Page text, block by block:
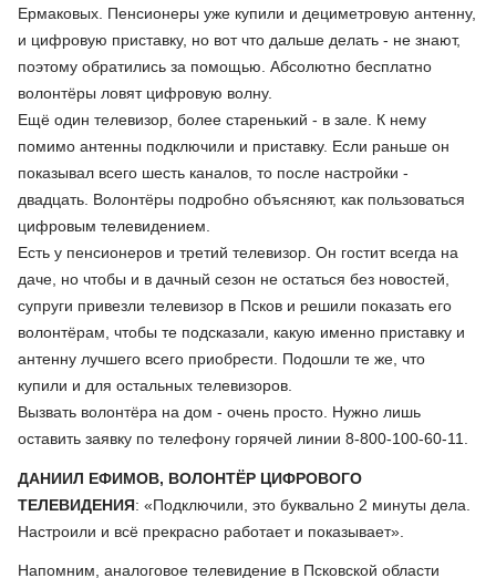
Ермаковых. Пенсионеры уже купили и дециметровую антенну,
и цифровую приставку, но вот что дальше делать - не знают,
поэтому обратились за помощью. Абсолютно бесплатно
волонтёры ловят цифровую волну.
Ещё один телевизор, более старенький - в зале. К нему
помимо антенны подключили и приставку. Если раньше он
показывал всего шесть каналов, то после настройки -
двадцать. Волонтёры подробно объясняют, как пользоваться
цифровым телевидением.
Есть у пенсионеров и третий телевизор. Он гостит всегда на
даче, но чтобы и в дачный сезон не остаться без новостей,
супруги привезли телевизор в Псков и решили показать его
волонтёрам, чтобы те подсказали, какую именно приставку и
антенну лучшего всего приобрести. Подошли те же, что
купили и для остальных телевизоров.
Вызвать волонтёра на дом - очень просто. Нужно лишь
оставить заявку по телефону горячей линии 8-800-100-60-11.
ДАНИИЛ ЕФИМОВ, ВОЛОНТЁР ЦИФРОВОГО
ТЕЛЕВИДЕНИЯ: «Подключили, это буквально 2 минуты дела.
Настроили и всё прекрасно работает и показывает».
Напомним, аналоговое телевидение в Псковской области